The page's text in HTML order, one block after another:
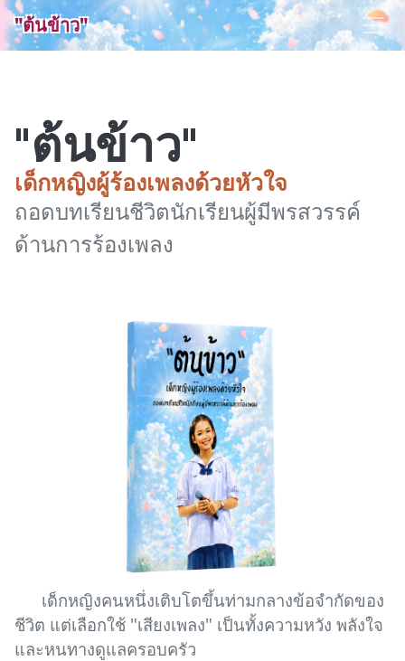
"ต้นข้าว"
"ต้นข้าว"
เด็กหญิงผู้ร้องเพลงด้วยหัวใจ
ถอดบทเรียนชีวิตนักเรียนผู้มีพรสวรรค์
ด้านการร้องเพลง
เด็กหญิงคนหนึ่งเติบโตขึ้นท่ามกลางข้อจำกัดของ
ชีวิต แต่เลือกใช้ "เสียงเพลง" เป็นทั้งความหวัง พลังใจ
และหนทางดูแลครอบครัว